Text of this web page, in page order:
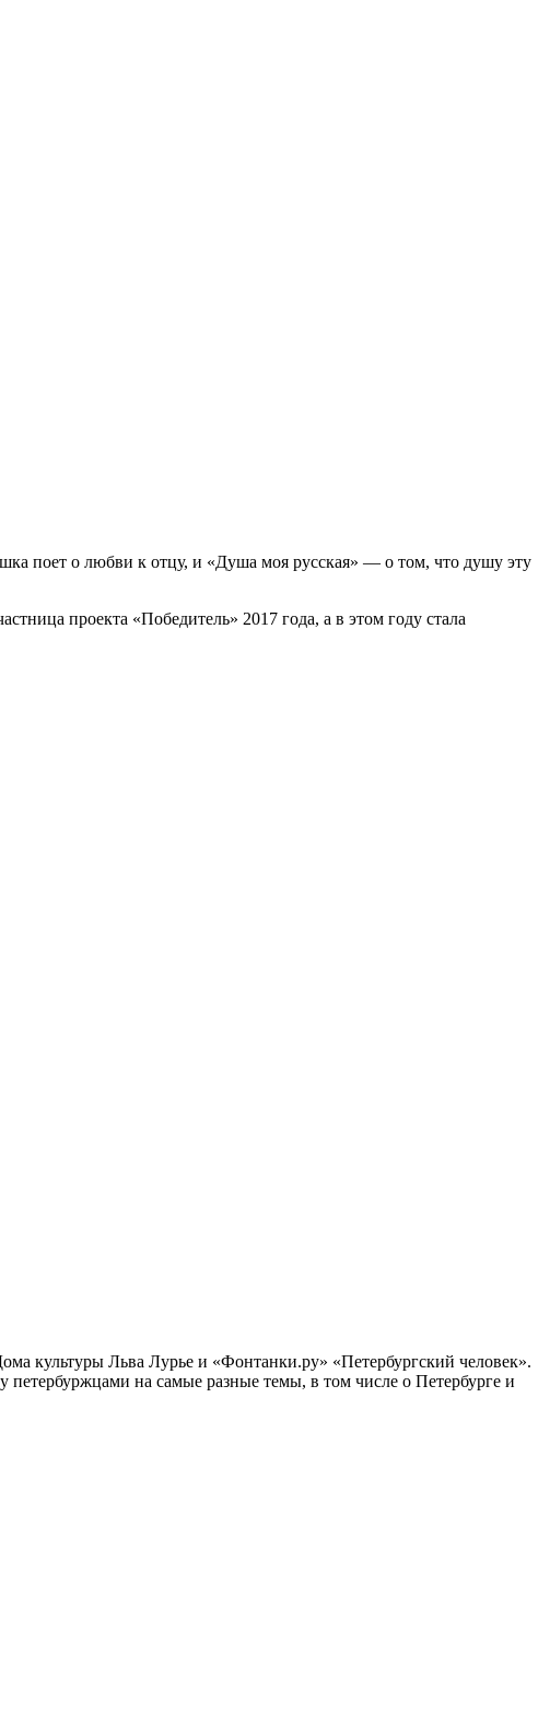
поет о любви к отцу, и «Душа моя русская» — о том, что душу эту
проекта «Победитель» 2017 года, а в этом году стала
культуры Льва Лурье и «Фонтанки.ру» «Петербургский человек».
на самые разные темы, в том числе о Петербурге и